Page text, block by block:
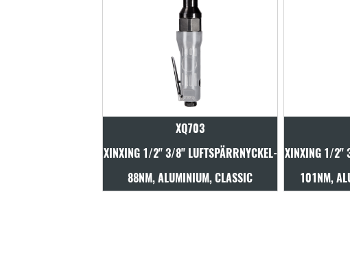
LUFTSPÄRRNYCKEL-
XQ713
XINXING 1/2" 3/8" LUFTSPÄRRNYCKEL-
101NM, ALUMINIUM MED GUMMI